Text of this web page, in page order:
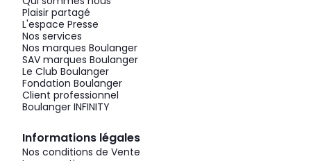
Plaisir partagé
L'espace Presse
Nos services
Nos marques Boulanger
SAV marques Boulanger
Le Club Boulanger
Fondation Boulanger
Client professionnel
Boulanger INFINITY
Informations légales
Nos conditions de Vente